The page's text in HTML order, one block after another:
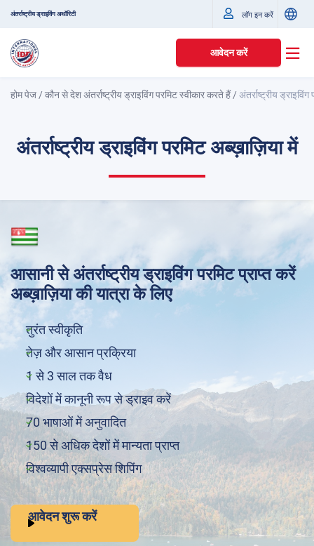
अंतर्राष्ट्रीय ड्राइविंग अथॉरिटी लॉग इन करें
आवेदन करें
होम पेज /कौन से देश अंतर्राष्ट्रीय ड्राइविंग परमिट स्वीकार करते हैं/अंतर्राष्ट्रीय
अंतर्राष्ट्रीय ड्राइविंग परमिट अब्ख़ाज़िया में
आसानी से अंतर्राष्ट्रीय ड्राइविंग परमिट प्राप्त करें
अब्ख़ाज़िया की यात्रा के लिए
तुरंत स्वीकृति
तेज़ और आसान प्रक्रिया
1 से 3 साल तक वैध
विदेशों में कानूनी रूप से ड्राइव करें
70 भाषाओं में अनुवादित
150 से अधिक देशों में मान्यता प्राप्त
विश्वव्यापी एक्सप्रेस शिपिंग
आवेदन शुरू करें